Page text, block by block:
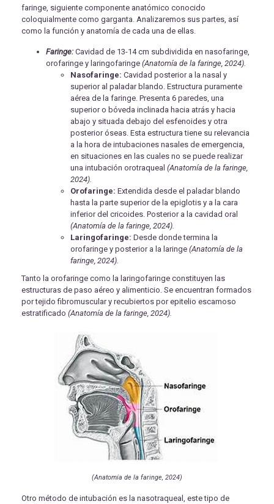
faringe, siguiente componente anatómico conocido
coloquialmente como garganta. Analizaremos sus partes, así
como la función y anatomía de cada una de ellas.
Faringe: Cavidad de 13-14 cm subdividida en nasofaringe,
orofaringe y laringofaringe (Anatomía de la faringe, 2024).
Nasofaringe: Cavidad posterior a la nasal y
superior al paladar blando. Estructura puramente
aérea de la faringe. Presenta 6 paredes, una
superior o bóveda inclinada hacia atrás y hacia
abajo y situada debajo del esfenoides y otra
posterior óseas. Esta estructura tiene su relevancia
a la hora de intubaciones nasales de emergencia,
en situaciones en las cuales no se puede realizar
una intubación orotraqueal (Anatomía de la faringe,
2024).
Orofaringe: Extendida desde el paladar blando
hasta la parte superior de la epiglotis y a la cara
inferior del cricoides. Posterior a la cavidad oral
(Anatomía de la faringe, 2024).
Laringofaringe: Desde donde termina la
orofaringe y posterior a la laringe (Anatomía de la
faringe, 2024).
Tanto la orofaringe como la laringofaringe constituyen las
estructuras de paso aéreo y alimenticio. Se encuentran formados
por tejido fibromuscular y recubiertos por epitelio escamoso
estratificado (Anatomía de la faringe, 2024).
(Anatomía de la faringe, 2024)
Otro método de intubación es la nasotraqueal, este tipo de